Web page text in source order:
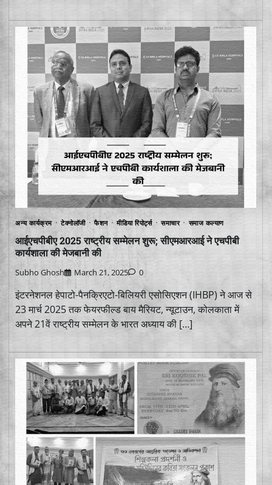
अन्य कार्यक्रम टेक्नोलॉजी फैशन मीडिया रिपोर्ट्स समाचार समाज कल्याण
आईएचपीबीए 2025 राष्ट्रीय सम्मेलन शुरू; सीएमआरआई ने एचपीबी
कार्यशाला की मेजबानी की
Subho Ghosh March 21, 2025 0
इंटरनेशनल हेपाटो-पैनक्रिएटो-बिलियरी एसोसिएशन (IHBP) ने आज से
23 मार्च 2025 तक फेयरफील्ड बाय मैरियट, न्यूटाउन, कोलकाता में
अपने 21वें राष्ट्रीय सम्मेलन के भारत अध्याय की […]